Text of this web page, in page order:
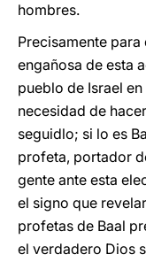
hombres.
Precisamente
engañosa de esta
pueblo de Israel
necesidad de
seguidlo; si lo es
profeta, portador
gente ante esta
el signo que
profetas de Baal
el verdadero Dios